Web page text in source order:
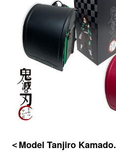
＜Model Tanjiro Kamado.